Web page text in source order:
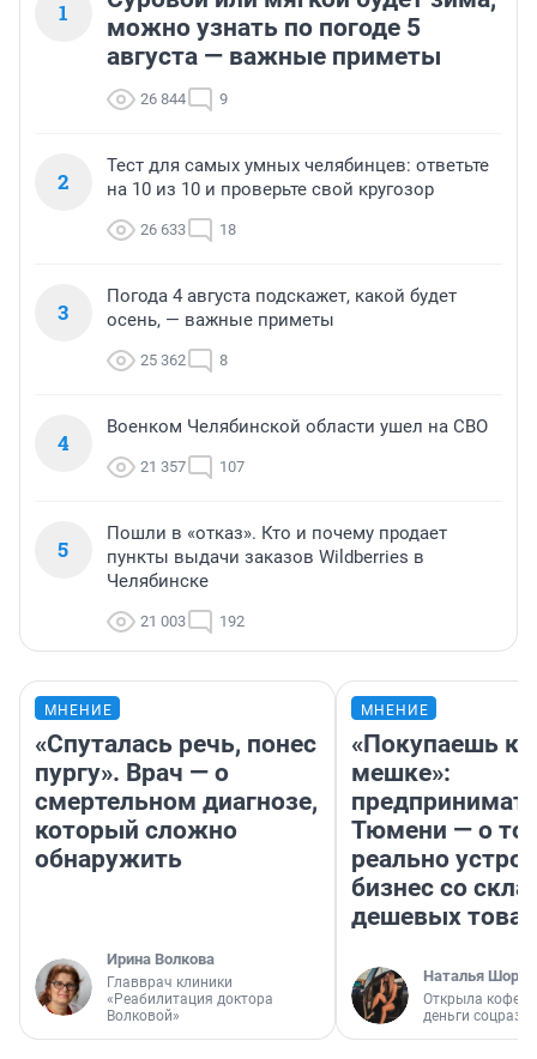
1
можно узнать по погоде 5
августа — важные приметы
26 844 9
2
Тест для самых умных челябинцев: ответьте
на 10 из 10 и проверьте свой кругозор
26 633 18
3
Погода 4 августа подскажет, какой будет
осень, — важные приметы
25 362 8
4
Военком Челябинской области ушел на СВО
21 357 107
5
Пошли в «отказ». Кто и почему продает
пункты выдачи заказов Wildberries в
Челябинске
21 003 192
МНЕНИЕ
«Спуталась речь, понес
пургу». Врач — о
смертельном диагнозе,
который сложно
обнаружить
Ирина Волкова
Главврач клиники
«Реабилитация доктора
Волковой»
МНЕНИЕ
«Покупаешь
мешке»:
Тюмени — о
реально
бизнес со
дешевых
Наталья
Открыла
деньги